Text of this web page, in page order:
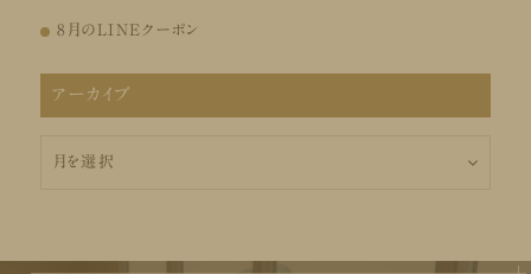
8月のLINEクーポン
アーカイブ
ー